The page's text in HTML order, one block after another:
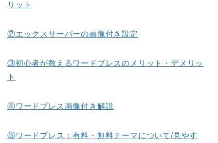
リット
②エックスサーバーの画像付き設定
③初心者が教えるワードプレスのメリット・デメリッ
ト
④ワードプレス画像付き解説
⑤ワードプレス：有料・無料テーマについて/見やす